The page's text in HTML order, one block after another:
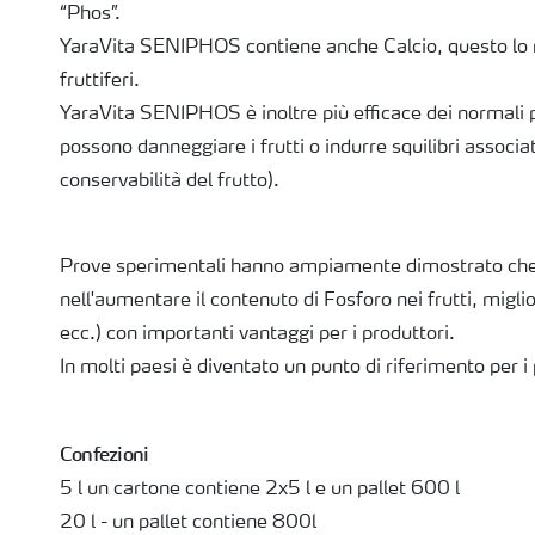
“Phos”.
YaraVita SENIPHOS contiene anche Calcio, questo lo
fruttiferi.
YaraVita SENIPHOS è inoltre più efficace dei
possono danneggiare i frutti o indurre squilibri
conservabilità del frutto).
Prove sperimentali hanno ampiamente dimostrato
nell'aumentare il contenuto di Fosforo nei frutti,
ecc.) con importanti vantaggi per i produttori.
In molti paesi è diventato un punto di riferimento per
Confezioni
5 l un cartone contiene 2x5 l e un pallet 600 l
20 l - un pallet contiene 800l